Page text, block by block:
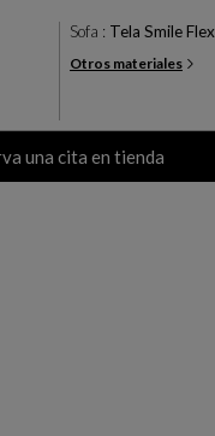
Sofa : Tela Smile Flex
Otros materiales
una cita en tienda